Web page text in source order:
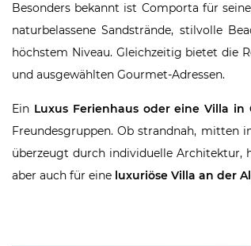
Besonders bekannt ist Comporta für
naturbelassene Sandstrände, stilvolle
höchstem Niveau. Gleichzeitig bietet die
und ausgewählten Gourmet-Adressen.
Ein Luxus Ferienhaus oder eine Villa in
Freundesgruppen. Ob strandnah, mitten
überzeugt durch individuelle Architektur,
aber auch für eine luxuriöse Villa an der